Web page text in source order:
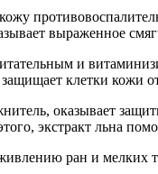
выраженное
и
клетки кожи
оказывает
экстракт льна
ран и